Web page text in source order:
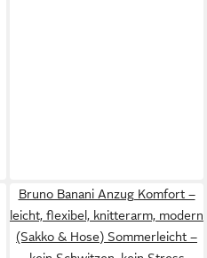
Bruno Banani Anzug Komfort –
leicht, flexibel, knitterarm, modern
(Sakko & Hose) Sommerleicht –